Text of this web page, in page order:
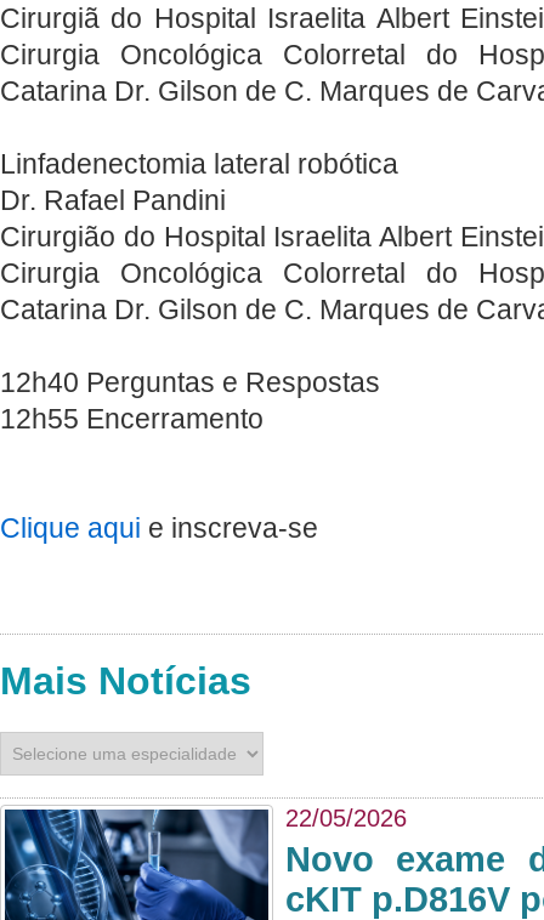
Cirurgiã do Hospital Israelita Albert
Cirurgia Oncológica Colorretal do
Catarina Dr. Gilson de C. Marques de
Linfadenectomia lateral robótica
Dr. Rafael Pandini
Cirurgião do Hospital Israelita Albert
Cirurgia Oncológica Colorretal do
Catarina Dr. Gilson de C. Marques de
12h40 Perguntas e Respostas
12h55 Encerramento
Clique aqui e inscreva-se
Mais Notícias
22/05/2026
Novo exame
cKIT p.D816V